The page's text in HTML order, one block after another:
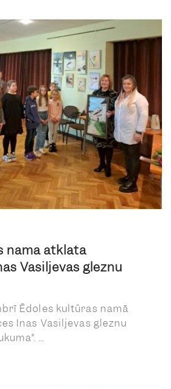
namā atklāta
Vasiljevas gleznu
Ēdoles kultūras namā
Inas Vasiljevas gleznu
...